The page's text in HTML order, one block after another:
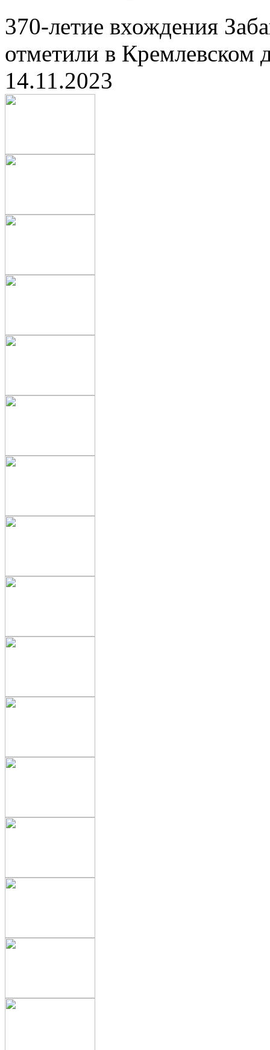
370-летие вхождения
отметили в Кремлевском
14.11.2023